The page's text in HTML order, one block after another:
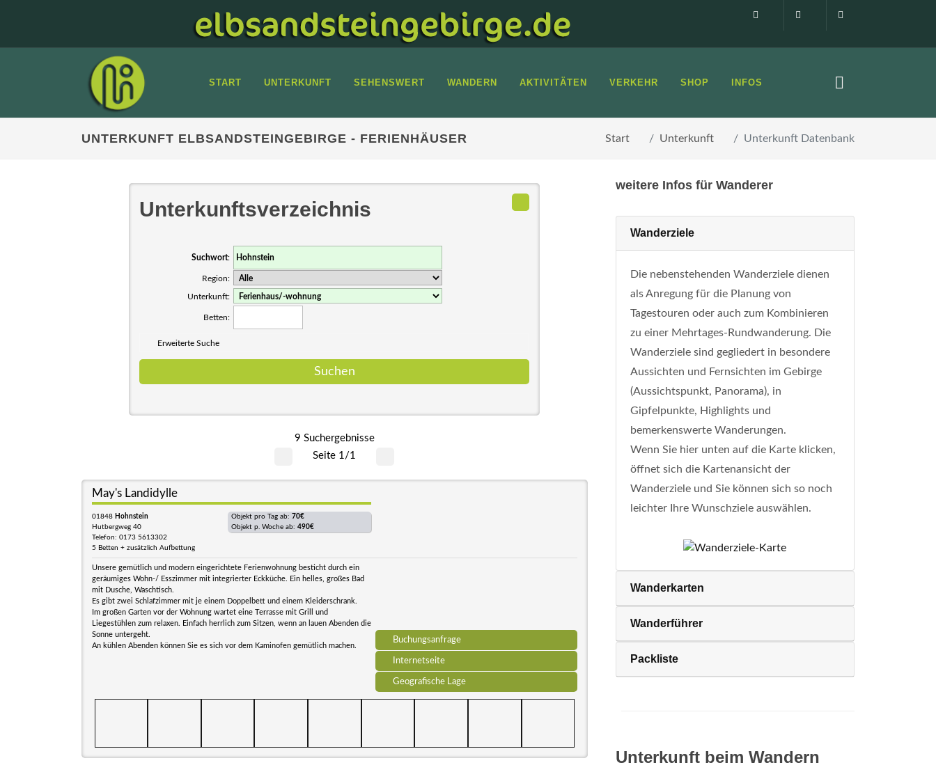
Impressum0160 99873408
START UNTERKUNFT SEHENSWERT WANDERN AKTIVITÄTEN VERKEHR SHOP INFOS
UNTERKUNFT ELBSANDSTEINGEBIRGE - FERIENHÄUSER Start Unterkunft Unterkunft Datenbank
Unterkunftsverzeichnis
Suchwort:
Region:
Unterkunft:
Betten:
Erweiterte Suche
9 Suchergebnisse
Seite 1/1
Buchungsanfrage
Internetseite
Geografische Lage
May's Landidylle
01848 Hohnstein
Hutbergweg 40
Telefon: 0173 5613302
5 Betten + zusätzlich Aufbettung
Objekt pro Tag ab: 70€
Objekt p. Woche ab: 490€
Unsere gemütlich und modern eingerichtete Ferienwohnung besticht durch ein
geräumiges Wohn-/ Esszimmer mit integrierter Eckküche. Ein helles, großes Bad
mit Dusche, Waschtisch.
Es gibt zwei Schlafzimmer mit je einem Doppelbett und einem Kleiderschrank.
Im großen Garten vor der Wohnung wartet eine Terrasse mit Grill und
Liegestühlen zum relaxen. Einfach herrlich zum Sitzen, wenn an lauen Abenden die
Sonne untergeht.
An kühlen Abenden können Sie es sich vor dem Kaminofen gemütlich machen.
weitere Infos für Wanderer
Wanderziele
Die nebenstehenden Wanderziele dienen
als Anregung für die Planung von
Tagestouren oder auch zum Kombinieren
zu einer Mehrtages-Rundwanderung. Die
Wanderziele sind gegliedert in besondere
Aussichten und Fernsichten im Gebirge
(Aussichtspunkt, Panorama), in
Gipfelpunkte, Highlights und
bemerkenswerte Wanderungen.
Wenn Sie hier unten auf die Karte klicken,
öffnet sich die Kartenansicht der
Wanderziele und Sie können sich so noch
leichter Ihre Wunschziele auswählen.
Wanderkarten
Wanderführer
Packliste
Unterkunft beim Wandern